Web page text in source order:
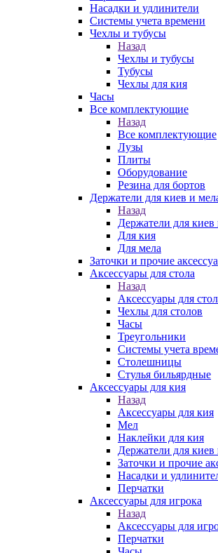
Насадки и удлинители
Системы учета времени
Чехлы и тубусы
Назад
Чехлы и тубусы
Тубусы
Чехлы для кия
Часы
Все комплектующие
Назад
Все комплектующие
Лузы
Плиты
Оборудование
Резина для бортов
Держатели для киев и
Назад
Держатели для киев
Для кия
Для мела
Заточки и прочие
Аксессуары для стола
Назад
Аксессуары для
Чехлы для столов
Часы
Треугольники
Системы учета
Столешницы
Стулья бильярдные
Аксессуары для кия
Назад
Аксессуары для кия
Мел
Наклейки для кия
Держатели для киев
Заточки и прочие
Насадки и
Перчатки
Аксессуары для игрока
Назад
Аксессуары для
Перчатки